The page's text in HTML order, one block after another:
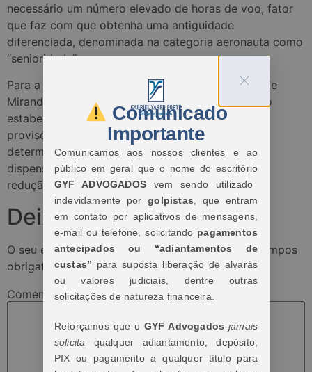
necessário um número elevado de horas de voo, fator
que faz com que obtenha uma antiguidade
diferenciada, denominada na categoria aeronauta como
“senioridade”.
Para a relatora do recurso ao TST, ministra Delaíde
Miranda Arantes, apesar de o acordo coletivo não
estabelecer hipótese de estabilidade ou garantia
provisória de emprego, a negociação coletiva
determina critérios para que a empresa realize a
dispensa de um empregado quando necessária a
redução da força de trabalho.
Deixe um comentário
O seu endereço de e-mail não será publicado. Campos
obrigatórios são marcados com*
Comentário*
Comunicado
Importante
Comunicamos aos nossos clientes e ao
público em geral que o nome do escritório
GYF ADVOGADOS vem sendo utilizado
indevidamente por golpistas , que entram
em contato por aplicativos de mensagens,
e-mail ou telefone, solicitando pagamentos
antecipados ou “adiantamentos de
custas” para suposta liberação de alvarás
ou valores judiciais, dentre outras
solicitações de natureza financeira.
Reforçamos que o GYF Advogadosjamais
solicita qualquer adiantamento, depósito,
PIX ou pagamento a qualquer título para